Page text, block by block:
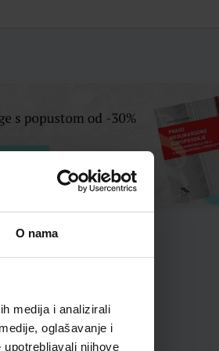
O nama
medija i analizirali
oglašavanje i
njihove